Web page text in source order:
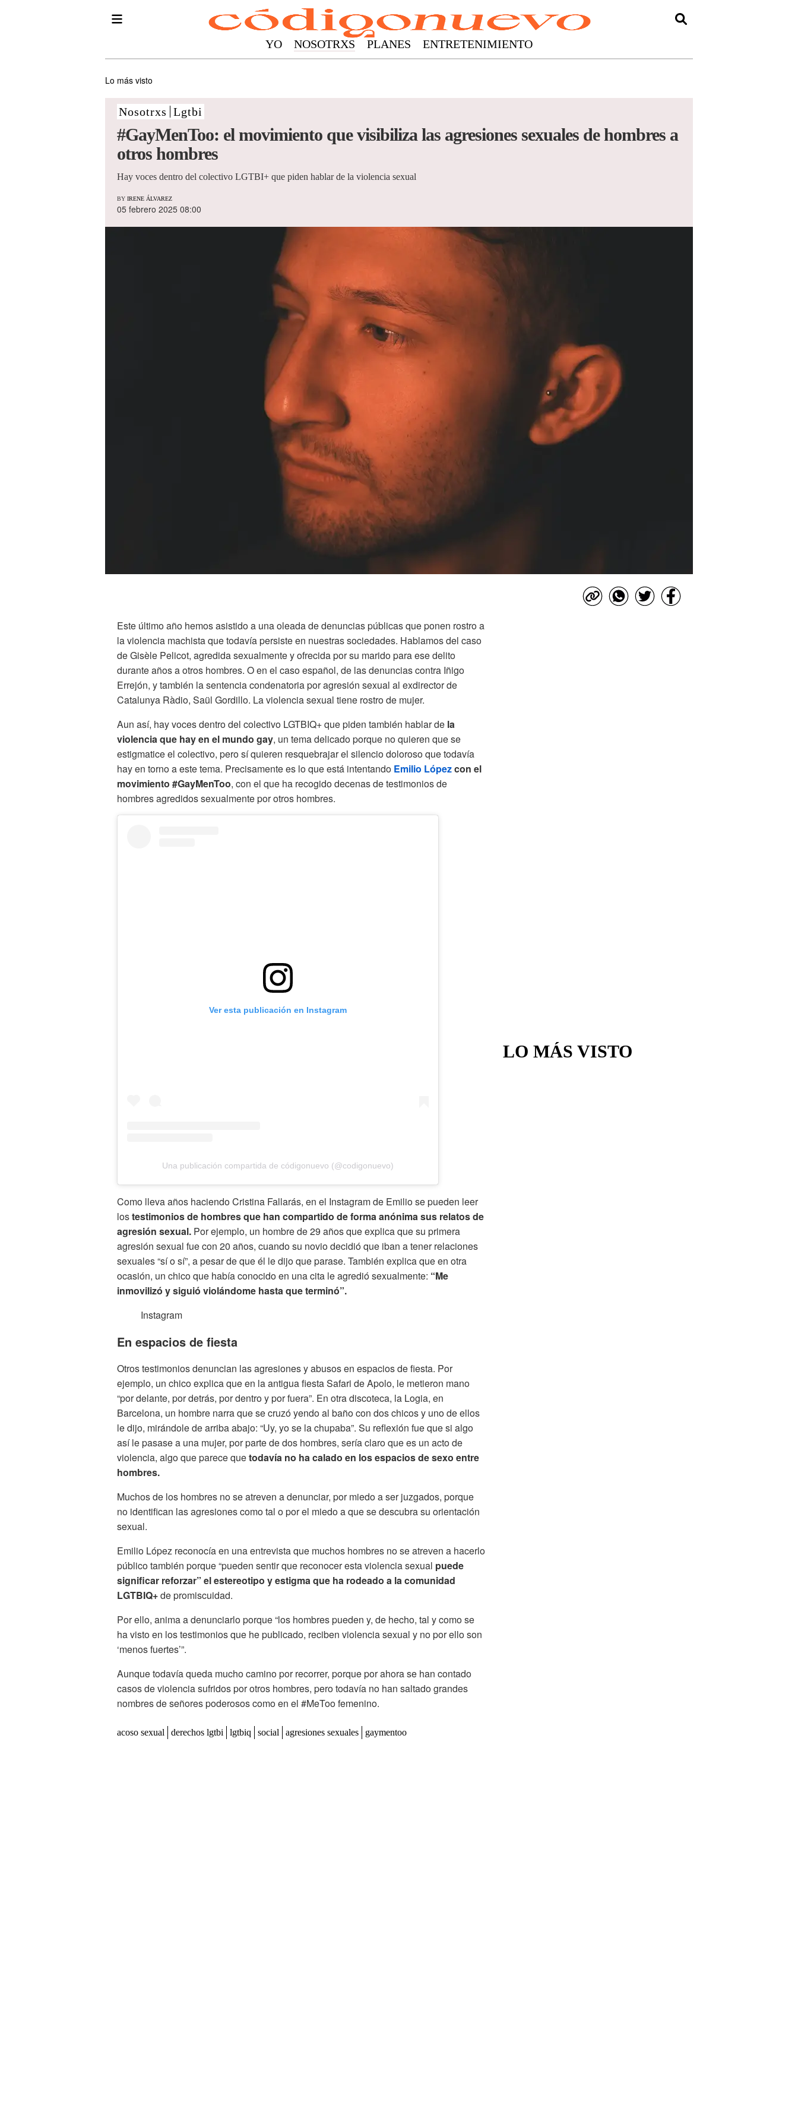
YO NOSOTRXS PLANES ENTRETENIMIENTO
Lo más visto
Nosotrxs Lgtbi
#GayMenToo: el movimiento que visibiliza las agresiones sexuales de hombres a
otros hombres
Hay voces dentro del colectivo LGTBI+ que piden hablar de la violencia sexual
BY IRENE ÁLVAREZ
05 febrero 2025 08:00
Este último año hemos asistido a una oleada de denuncias públicas que ponen rostro a
la violencia machista que todavía persiste en nuestras sociedades. Hablamos del caso
de Gisèle Pelicot, agredida sexualmente y ofrecida por su marido para ese delito
durante años a otros hombres. O en el caso español, de las denuncias contra Iñigo
Errejón, y también la sentencia condenatoria por agresión sexual al exdirector de
Catalunya Ràdio, Saül Gordillo. La violencia sexual tiene rostro de mujer.
Aun así, hay voces dentro del colectivo LGTBIQ+ que piden también hablar de la
violencia que hay en el mundo gay, un tema delicado porque no quieren que se
estigmatice el colectivo, pero sí quieren resquebrajar el silencio doloroso que todavía
hay en torno a este tema. Precisamente es lo que está intentando Emilio Lópezcon el
movimiento #GayMenToo, con el que ha recogido decenas de testimonios de
hombres agredidos sexualmente por otros hombres.
Ver esta publicación en Instagram
Una publicación compartida de códigonuevo (@codigonuevo)
Como lleva años haciendo Cristina Fallarás, en el Instagram de Emilio se pueden leer
lostestimonios de hombres que han compartido de forma anónima sus relatos de
agresión sexual. Por ejemplo, un hombre de 29 años que explica que su primera
agresión sexual fue con 20 años, cuando su novio decidió que iban a tener relaciones
sexuales “sí o sí”, a pesar de que él le dijo que parase. También explica que en otra
ocasión, un chico que había conocido en una cita le agredió sexualmente: “Me
inmovilizó y siguió violándome hasta que terminó”.
Instagram
En espacios de fiesta
Otros testimonios denuncian las agresiones y abusos en espacios de fiesta. Por
ejemplo, un chico explica que en la antigua fiesta Safari de Apolo, le metieron mano
“por delante, por detrás, por dentro y por fuera”. En otra discoteca, la Logia, en
Barcelona, un hombre narra que se cruzó yendo al baño con dos chicos y uno de ellos
le dijo, mirándole de arriba abajo: “Uy, yo se la chupaba”. Su reflexión fue que si algo
así le pasase a una mujer, por parte de dos hombres, sería claro que es un acto de
violencia, algo que parece quetodavía no ha calado en los espacios de sexo entre
hombres.
Muchos de los hombres no se atreven a denunciar, por miedo a ser juzgados, porque
no identifican las agresiones como tal o por el miedo a que se descubra su orientación
sexual.
Emilio López reconocía en una entrevista que muchos hombres no se atreven a hacerlo
público también porque “pueden sentir que reconocer esta violencia sexual puede
significar reforzar” el estereotipo y estigma que ha rodeado a la comunidad
LGTBIQ+de promiscuidad.
Por ello, anima a denunciarlo porque “los hombres pueden y, de hecho, tal y como se
ha visto en los testimonios que he publicado, reciben violencia sexual y no por ello son
‘menos fuertes’”.
Aunque todavía queda mucho camino por recorrer, porque por ahora se han contado
casos de violencia sufridos por otros hombres, pero todavía no han saltado grandes
nombres de señores poderosos como en el #MeToo femenino.
acoso sexual derechos lgtbi lgtbiq social agresiones sexuales gaymentoo
LO MÁS VISTO